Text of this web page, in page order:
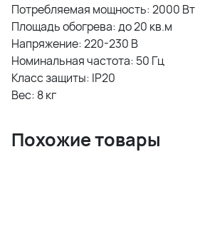
Потребляемая мощность: 2000 Вт
Площадь обогрева: до 20 кв.м
Напряжение: 220-230 В
Номинальная частота: 50 Гц
Класс защиты: IP20
Вес: 8 кг
Похожие товары